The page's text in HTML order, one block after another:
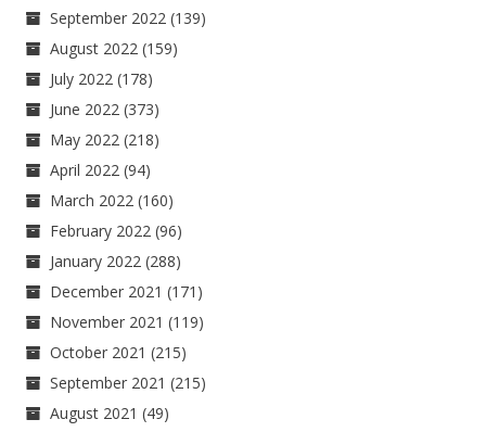
September 2022 (139)
August 2022 (159)
July 2022 (178)
June 2022 (373)
May 2022 (218)
April 2022 (94)
March 2022 (160)
February 2022 (96)
January 2022 (288)
December 2021 (171)
November 2021 (119)
October 2021 (215)
September 2021 (215)
August 2021 (49)